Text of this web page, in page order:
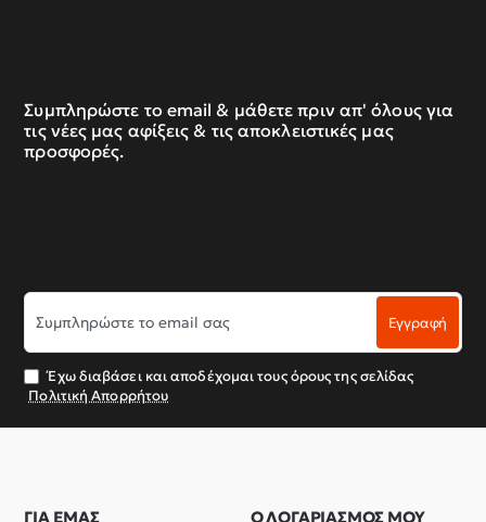
Συμπληρώστε το email & μάθετε πριν απ' όλους για
τις νέες μας αφίξεις & τις αποκλειστικές μας
προσφορές.
Συμπληρώστε
το
email
σας
Εγγραφή
Έχω διαβάσει και αποδέχομαι τους όρους της σελίδας
Πολιτική Απορρήτου
ΓΙΑ ΕΜΑΣ Ο ΛΟΓΑΡΙΑΣΜΟΣ ΜΟΥ